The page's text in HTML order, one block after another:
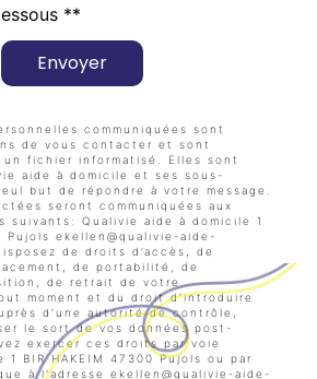
**
Envoyer
communiquées sont
de vous contacter et sont
un fichier informatisé. Elles sont
aide à domicile et ses sous-
but de répondre à votre message.
seront communiquées aux
suivants: Qualivie aide à domicile 1
Pujols ekellen@qualivie-aide-
de droits d’accès, de
de portabilité, de
de retrait de votre
moment et du droit d’introduire
d’une autorité de contrôle,
le sort de vos données post-
exercer ces droits par voie
BIR HAKEIM 47300 Pujols ou par
à l'adresse ekellen@qualivie-aide-